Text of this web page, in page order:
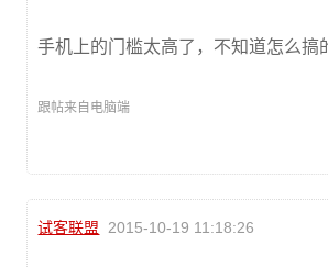
手机上的门槛太高了，不知道怎么搞
跟帖来自电脑端
试客联盟 2015-10-19 11:18:26